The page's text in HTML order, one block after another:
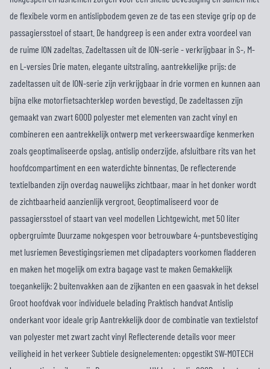
de flexibele vorm en antislipbodem geven ze de tas een stevige grip op de
passagiersstoel of staart. De handgreep is een ander extra voordeel van
de ruime ION zadeltas. Zadeltassen uit de ION-serie - verkrijgbaar in S-, M-
en L-versies Drie maten, elegante uitstraling, aantrekkelijke prijs: de
zadeltassen uit de ION-serie zijn verkrijgbaar in drie vormen en kunnen aan
bijna elke motorfietsachterklep worden bevestigd. De zadeltassen zijn
gemaakt van zwart 600D polyester met elementen van zacht vinyl en
combineren een aantrekkelijk ontwerp met verkeerswaardige kenmerken
zoals geoptimaliseerde opslag, antislip onderzijde, afsluitbare rits van het
hoofdcompartiment en een waterdichte binnentas. De reflecterende
textielbanden zijn overdag nauwelijks zichtbaar, maar in het donker wordt
de zichtbaarheid aanzienlijk vergroot. Geoptimaliseerd voor de
passagiersstoel of staart van veel modellen Lichtgewicht, met 50 liter
opbergruimte Duurzame nokgespen voor betrouwbare 4-puntsbevestiging
met lusriemen Bevestigingsriemen met clipadapters voorkomen fladderen
en maken het mogelijk om extra bagage vast te maken Gemakkelijk
toegankelijk: 2 buitenvakken aan de zijkanten en een gaasvak in het deksel
Groot hoofdvak voor individuele belading Praktisch handvat Antislip
onderkant voor ideale grip Aantrekkelijk door de combinatie van textielstof
van polyester met zwart zacht vinyl Reflecterende details voor meer
veiligheid in het verkeer Subtiele designelementen: opgestikt SW-MOTECH